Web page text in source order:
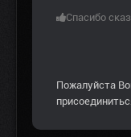
Спасибо
Пожалуйста